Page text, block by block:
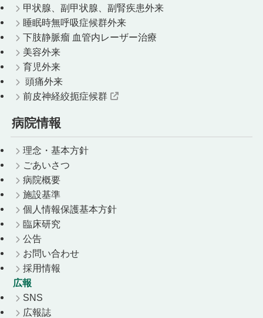
甲状腺、副甲状腺、副腎疾患外来
睡眠時無呼吸症候群外来
下肢静脈瘤 血管内レーザー治療
美容外来
育児外来
頭痛外来
前皮神経絞扼症候群
病院情報
理念・基本方針
ごあいさつ
病院概要
施設基準
個人情報保護基本方針
臨床研究
公告
お問い合わせ
採用情報
広報
SNS
広報誌